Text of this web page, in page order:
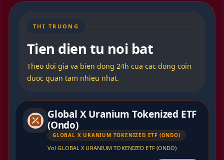
THI TRUONG
Tien dien tu noi bat
Theo doi gia va bien dong 24h cua cac dong coin
duoc quan tam nhieu nhat.
Global X Uranium Tokenized ETF
(Ondo)
GLOBAL X URANIUM TOKENIZED ETF (ONDO)
Vol GLOBAL X URANIUM TOKENIZED ETF (ONDO)